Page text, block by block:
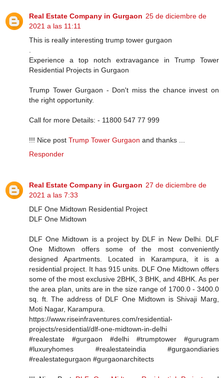
Real Estate Company in Gurgaon 25 de diciembre de
2021 a las 11:11
This is really interesting trump tower gurgaon
Experience a top notch extravagance in Trump Tower
Residential Projects in Gurgaon
Trump Tower Gurgaon - Don't miss the chance invest on
the right opportunity.
Call for more Details: - 11800 547 77 999
!!! Nice post Trump Tower Gurgaon and thanks ...
Responder
Real Estate Company in Gurgaon 27 de diciembre de
2021 a las 7:33
DLF One Midtown Residential Project
DLF One Midtown
DLF One Midtown is a project by DLF in New Delhi. DLF
One Midtown offers some of the most conveniently
designed Apartments. Located in Karampura, it is a
residential project. It has 915 units. DLF One Midtown offers
some of the most exclusive 2BHK, 3 BHK, and 4BHK. As per
the area plan, units are in the size range of 1700.0 - 3400.0
sq. ft. The address of DLF One Midtown is Shivaji Marg,
Moti Nagar, Karampura.
https://www.riseinfraventures.com/residential-
projects/residential/dlf-one-midtown-in-delhi
#realestate #gurgaon #delhi #trumptower #gurugram
#luxuryhomes #realestateindia #gurgaondiaries
#realestategurgaon #gurgaonarchitects